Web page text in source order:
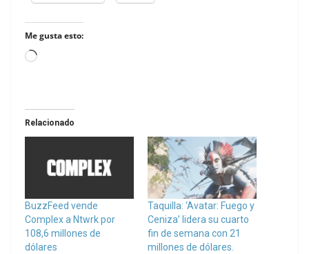
Me gusta esto:
Loading…
Relacionado
BuzzFeed vende
Complex a Ntwrk por
108,6 millones de
dólares
Taquilla: ‘Avatar: Fuego y
Ceniza’ lidera su cuarto
fin de semana con 21
millones de dólares.